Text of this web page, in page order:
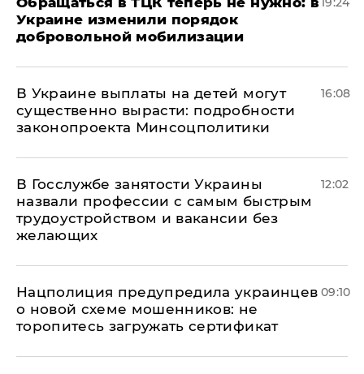
Украине изменили порядок
добровольной мобилизации
В Украине выплаты на детей могут
существенно вырасти: подробности
законопроекта Минсоцполитики
16:08
В Госслужбе занятости Украины
назвали профессии с самым быстрым
трудоустройством и вакансии без
желающих
12:02
Нацполиция предупредила украинцев
о новой схеме мошенников: не
торопитесь загружать сертификат
09:10